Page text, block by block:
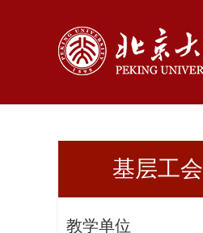
基层工会
教学单位